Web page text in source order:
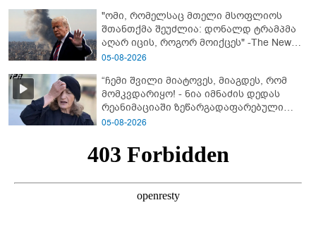
"ომი, რომელსაც მთელი მსოფლიოს
შთანთქმა შეუძლია: დონალდ ტრამპმა
აღარ იცის, როგორ მოიქცეს" -The New
York Times
05-08-2026
“ჩემი შვილი მიატოვეს, მიაგდეს, რომ
მომკვდარიყო! - ნია იმნაძის დედას
რეანიმაციაში ზეწარგადაფარებული
შვილი არ უნახავს” - გიგა ავალიანის
05-08-2026